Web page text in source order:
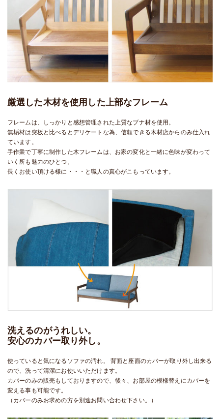
厳選した木材を使用した上部なフレーム
フレームは、しっかりと感想管理された上質なブナ材を使用。
無垢材は突板と比べるとデリケートな為、信頼できる木材店からのみ仕入れ
ています。
手作業で丁寧に制作した木フレームは、お家の変化と一緒に色味が変わって
いく所も魅力のひとつ。
長くお使い頂ける様に・・・と職人の真心がこもっています。
洗えるのがうれしい。
安心のカバー取り外し。
使っていると気になるソファの汚れ。 背面と座面のカバーが取り外し出来る
ので、洗って清潔にお使いいただけます。
カバーのみの販売もしておりますので、後々、お部屋の模様替えにカバーを
変える事も可能です。
（カバーのみお求めの方を別途お問い合わせ下さい。）